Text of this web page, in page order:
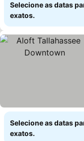
Selecione as datas
exatos.
Selecione as datas
exatos.